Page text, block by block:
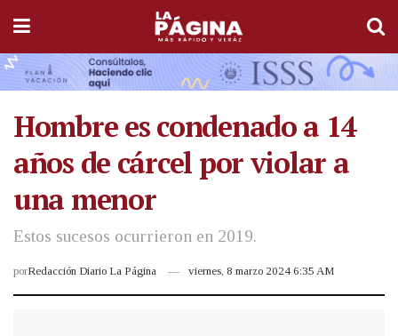
Hombre es condenado a 14
años de cárcel por violar a
una menor
Estos sucesos ocurrieron en 2019.
porRedacción Diario La Página viernes, 8 marzo 2024 6:35 AM